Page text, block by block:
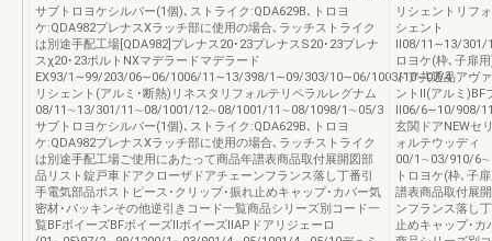
サブトロヨケシルバー(1個)､ストライク:QDA629B､トロヨ
ケ:QDA982プレナスXラッチ部に使用の場合､ラッチストライク
は別途手配工場[QDA982]プレナス20･23プレナスS20･23プレナ
スχ20･23ポルトNXマデラードマデラード
EX93/1∼99/203/06∼06/1006/11∼13/398/1∼09/303/10∼06/1003/10∼07/4
リシェント(アルミ･断熱)リネスタリフォルテリペラルレグナム
08/11∼13/301/11∼08/1001/12∼08/1001/11∼08/1098/1∼05/3
サブトロヨケシルバー(1個)､ストライク:QDA629B､トロヨ
ケ:QDA982プレナスXラッチ部に使用の場合､ラッチストライク
は別途手配工場ご使用にあたって商品年譜表商品取付展開図部
品リスト錠戸車ドアクローザドアチェーンフランス落し丁番引
手電気部品ポストピース･クリップ･振れ止めキャップ･カバー気
密材･パッキンその他逆引きコード一覧商品シリーズ別コード一
覧BFボイーズBFボイーズⅡボイーズⅡAPドアリジェーロ
リシェントリフ
シェント
Ⅱ08/11∼13/
ロヨケ(枠､子扉
ドア共通品アヴ
ントⅡ(アルミ)BF
Ⅱ06/6∼10/908/
玄関ドアNEWセ
ォルテウッディ
00/1∼03/910/
トロヨケ(枠､子
譜表商品取付展
ンフランス落し
止めキャップ･